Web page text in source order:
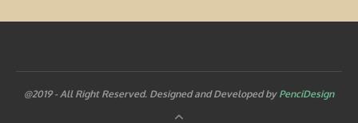
@2019 - All Right Reserved. Designed and Developed by PenciDesign